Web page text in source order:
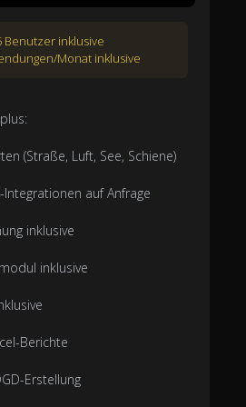
Benutzer inklusive
Monat inklusive
(Straße, Luft, See, Schiene)
auf Anfrage
inklusive
inklusive
Berichte
Erstellung